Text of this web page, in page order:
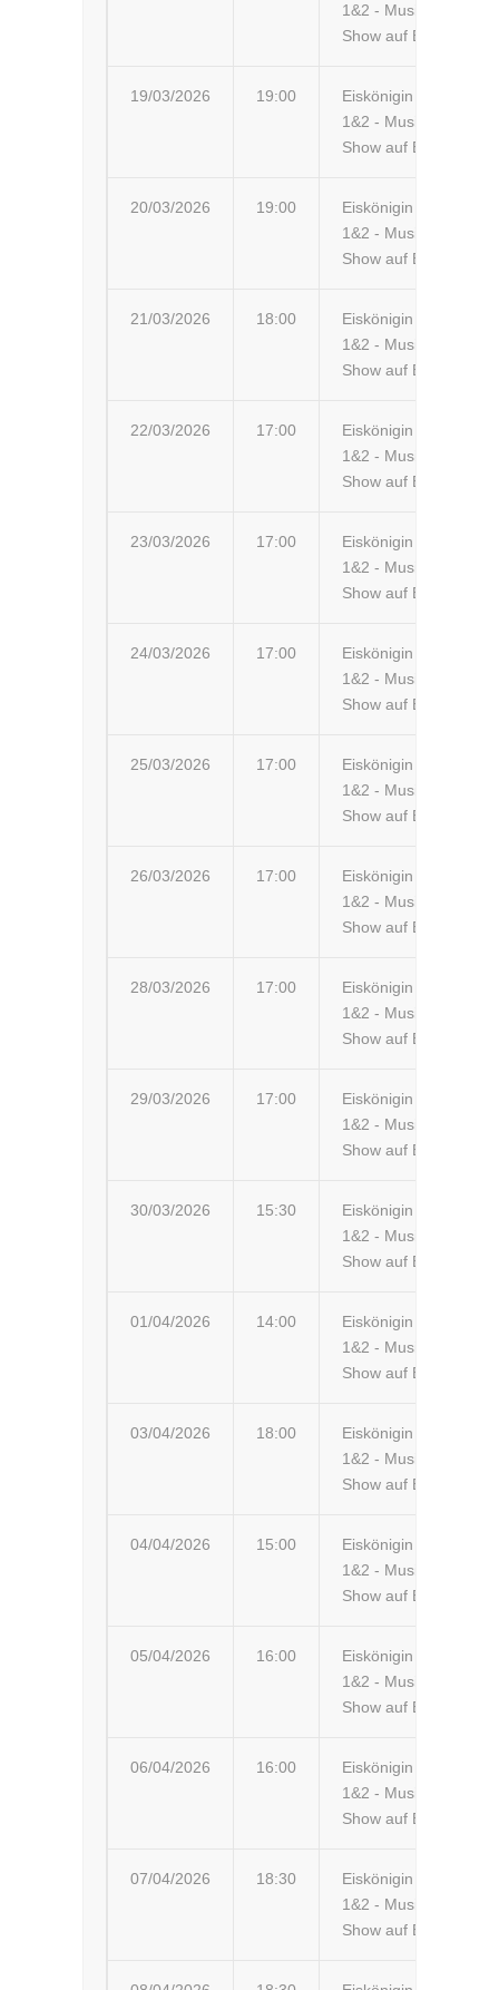
1&2 - Musik-
Show auf Eis
19/03/2026 19:00
Eiskönigin
1&2 - Musik-
Show auf Eis
20/03/2026 19:00
Eiskönigin
1&2 - Musik-
Show auf Eis
21/03/2026 18:00
Eiskönigin
1&2 - Musik-
Show auf Eis
22/03/2026 17:00
Eiskönigin
1&2 - Musik-
Show auf Eis
23/03/2026 17:00
Eiskönigin
1&2 - Musik-
Show auf Eis
24/03/2026 17:00
Eiskönigin
1&2 - Musik-
Show auf Eis
25/03/2026 17:00
Eiskönigin
1&2 - Musik-
Show auf Eis
26/03/2026 17:00
Eiskönigin
1&2 - Musik-
Show auf Eis
28/03/2026 17:00
Eiskönigin
1&2 - Musik-
Show auf Eis
29/03/2026 17:00
Eiskönigin
1&2 - Musik-
Show auf Eis
30/03/2026 15:30
Eiskönigin
1&2 - Musik-
Show auf Eis
01/04/2026 14:00
Eiskönigin
1&2 - Musik-
Show auf Eis
03/04/2026 18:00
Eiskönigin
1&2 - Musik-
Show auf Eis
04/04/2026 15:00
Eiskönigin
1&2 - Musik-
Show auf Eis
05/04/2026 16:00
Eiskönigin
1&2 - Musik-
Show auf Eis
06/04/2026 16:00
Eiskönigin
1&2 - Musik-
Show auf Eis
07/04/2026 18:30
Eiskönigin
1&2 - Musik-
Show auf Eis